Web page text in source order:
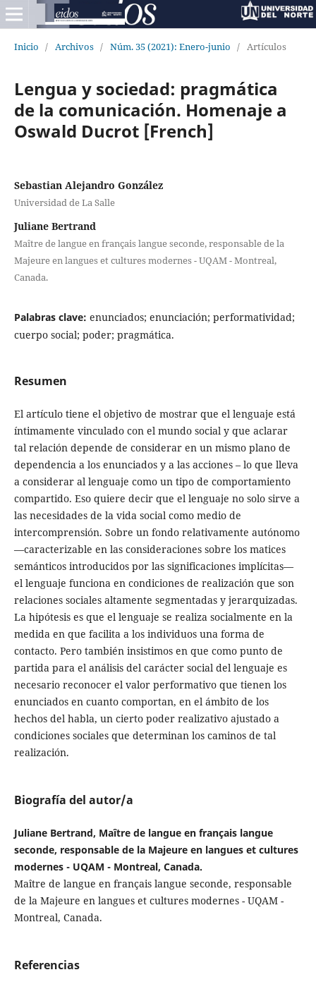
Inicio / Archivos / Núm. 35 (2021): Enero-junio / Artículos
Lengua y sociedad: pragmática
de la comunicación. Homenaje a
Oswald Ducrot [French]
Sebastian Alejandro González
Universidad de La Salle
Juliane Bertrand
Maître de langue en français langue seconde, responsable de la
Majeure en langues et cultures modernes - UQAM - Montreal,
Canada.
Palabras clave: enunciados; enunciación; performatividad;
cuerpo social; poder; pragmática.
Resumen
El artículo tiene el objetivo de mostrar que el lenguaje está
íntimamente vinculado con el mundo social y que aclarar
tal relación depende de considerar en un mismo plano de
dependencia a los enunciados y a las acciones – lo que lleva
a considerar al lenguaje como un tipo de comportamiento
compartido. Eso quiere decir que el lenguaje no solo sirve a
las necesidades de la vida social como medio de
intercomprensión. Sobre un fondo relativamente autónomo
—caracterizable en las consideraciones sobre los matices
semánticos introducidos por las significaciones implícitas—
el lenguaje funciona en condiciones de realización que son
relaciones sociales altamente segmentadas y jerarquizadas.
La hipótesis es que el lenguaje se realiza socialmente en la
medida en que facilita a los individuos una forma de
contacto. Pero también insistimos en que como punto de
partida para el análisis del carácter social del lenguaje es
necesario reconocer el valor performativo que tienen los
enunciados en cuanto comportan, en el ámbito de los
hechos del habla, un cierto poder realizativo ajustado a
condiciones sociales que determinan los caminos de tal
realización.
Biografía del autor/a
Juliane Bertrand, Maître de langue en français langue
seconde, responsable de la Majeure en langues et cultures
modernes - UQAM - Montreal, Canada.
Maître de langue en français langue seconde, responsable
de la Majeure en langues et cultures modernes - UQAM -
Montreal, Canada.
Referencias